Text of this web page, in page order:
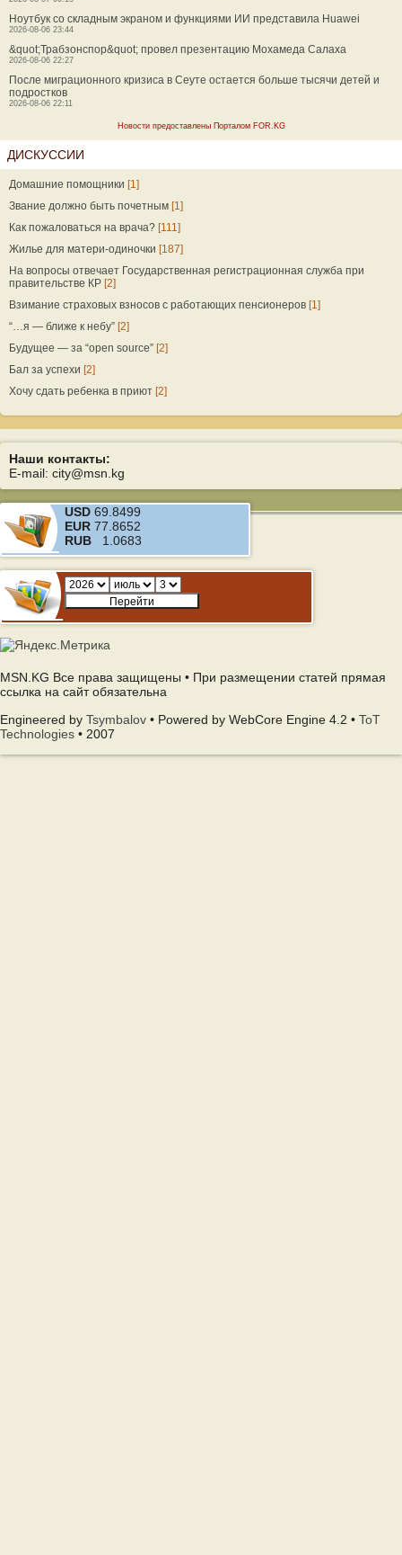
Ноутбук со складным экраном и функциями ИИ представила Huawei
2026-08-06 23:44
&quot;Трабзонспор&quot; провел презентацию Мохамеда Салаха
2026-08-06 22:27
После миграционного кризиса в Сеуте остается больше тысячи детей и
подростков
2026-08-06 22:11
Новости предоставлены Порталом FOR.KG
ДИСКУССИИ
Домашние помощники [1]
Звание должно быть почетным [1]
Как пожаловаться на врача? [111]
Жилье для матери-одиночки [187]
На вопросы отвечает Государственная регистрационная служба при
правительстве КР [2]
Взимание страховых взносов с работающих пенсионеров [1]
“…я — ближе к небу” [2]
Будущее — за “open source” [2]
Бал за успехи [2]
Хочу сдать ребенка в приют [2]
Наши контакты:
E-mail: city@msn.kg
USD 69.8499
EUR 77.8652
RUB 1.0683
MSN.KG Все права защищены • При размещении статей прямая
ссылка на сайт обязательна
Engineered by Tsymbalov • Powered by WebCore Engine 4.2 • ToT
Technologies • 2007